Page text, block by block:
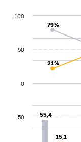
55,4
55,4
15,1
15,1
79%
79%
21%
21%
-50
0
50
100